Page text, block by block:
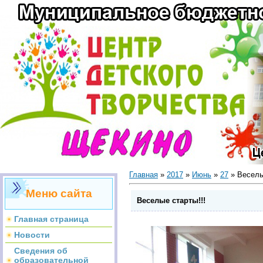
Меню сайта
Главная страница
Новости
Сведения об
образовательной
Главная » 2017 » Июнь » 27 »
Веселые старты!!!